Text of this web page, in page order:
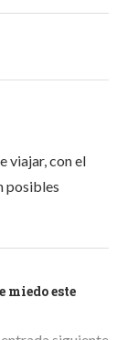
viajar, con el
posibles
miedo este